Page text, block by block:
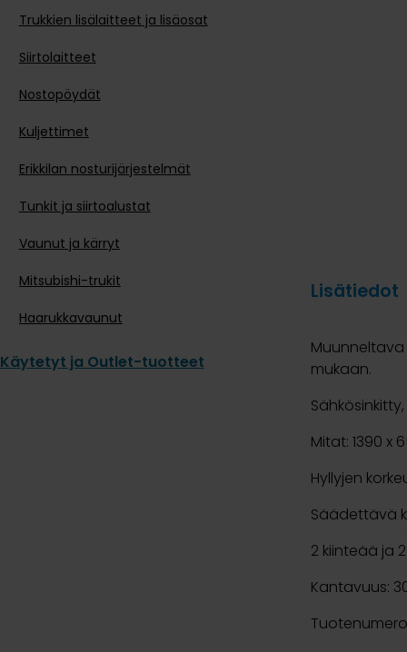
Trukkien lisälaitteet ja lisäosat
Siirtolaitteet
Nostopöydät
Kuljettimet
Erikkilan nosturijärjestelmät
Tunkit ja siirtoalustat
Vaunut ja kärryt
Mitsubishi-trukit
Haarukkavaunut
Käytetyt ja Outlet-tuotteet
Lisätiedot
mukaan.
Mitat: 1390 x
Hyllyjen
Säädettävä
2 kiinteää ja
Kantavuus: